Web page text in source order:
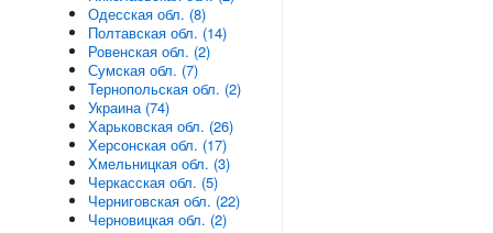
Одесская обл. (8)
Полтавская обл. (14)
Ровенская обл. (2)
Сумская обл. (7)
Тернопольская обл. (2)
Украина (74)
Харьковская обл. (26)
Херсонская обл. (17)
Хмельницкая обл. (3)
Черкасская обл. (5)
Черниговская обл. (22)
Черновицкая обл. (2)